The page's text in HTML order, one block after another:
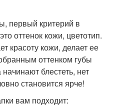
первый критерий в
оттенок кожи, цветотип.
красоту кожи, делает ее
оттенком губы
блестеть, нет
становится ярче!
вам подходит: